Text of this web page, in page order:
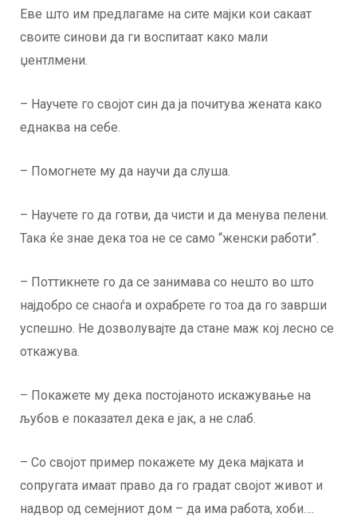
Еве што им предлагаме на сите мајки кои сакаат
своите синови да ги воспитаат како мали
џентлмени.
– Научете го својот син да ја почитува жената како
еднаква на себе.
– Помогнете му да научи да слуша.
– Научете го да готви, да чисти и да менува пелени.
Така ќе знае дека тоа не се само “женски работи”.
– Поттикнете го да се занимава со нешто во што
најдобро се снаоѓа и охрабрете го тоа да го заврши
успешно. Не дозволувајте да стане маж кој лесно се
откажува.
– Покажете му дека постојаното искажување на
љубов е показател дека е јак, а не слаб.
– Со својот пример покажете му дека мајката и
сопругата имаат право да го градат својот живот и
надвор од семејниот дом – да има работа, хоби….